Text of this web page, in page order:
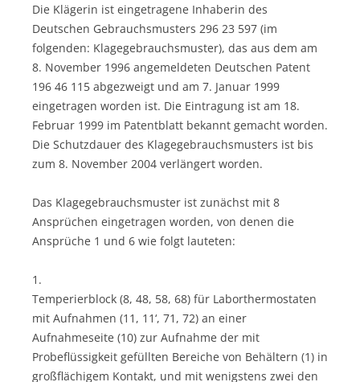
Die Klägerin ist eingetragene Inhaberin des
Deutschen Gebrauchsmusters 296 23 597 (im
folgenden: Klagegebrauchsmuster), das aus dem am
8. November 1996 angemeldeten Deutschen Patent
196 46 115 abgezweigt und am 7. Januar 1999
eingetragen worden ist. Die Eintragung ist am 18.
Februar 1999 im Patentblatt bekannt gemacht worden.
Die Schutzdauer des Klagegebrauchsmusters ist bis
zum 8. November 2004 verlängert worden.
Das Klagegebrauchsmuster ist zunächst mit 8
Ansprüchen eingetragen worden, von denen die
Ansprüche 1 und 6 wie folgt lauteten:
1.
Temperierblock (8, 48, 58, 68) für Laborthermostaten
mit Aufnahmen (11, 11‘, 71, 72) an einer
Aufnahmeseite (10) zur Aufnahme der mit
Probeflüssigkeit gefüllten Bereiche von Behältern (1) in
großflächigem Kontakt, und mit wenigstens zwei den